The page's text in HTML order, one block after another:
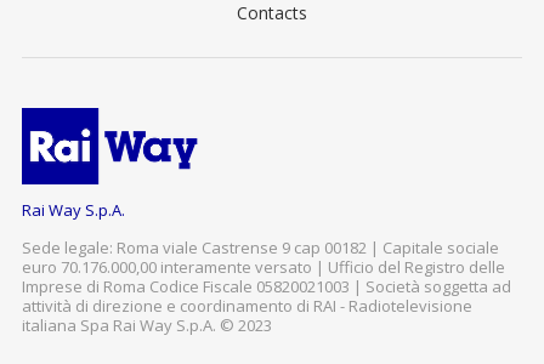
Contacts
Rai Way S.p.A.
Sede legale: Roma viale Castrense 9 cap 00182 | Capitale sociale
euro 70.176.000,00 interamente versato | Ufficio del Registro delle
Imprese di Roma Codice Fiscale 05820021003 | Società soggetta ad
attività di direzione e coordinamento di RAI - Radiotelevisione
italiana Spa Rai Way S.p.A. © 2023